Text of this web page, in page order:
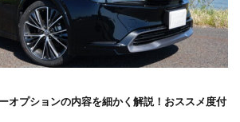
オプションの内容を細かく解説！おススメ度付